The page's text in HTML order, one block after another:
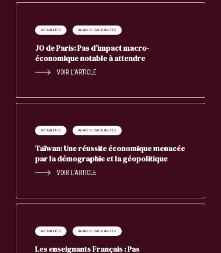
ACTUALITÉS ANALYSE D'ACTUALITÉS
JO de Paris: Pas d’impact macro-
économique notable à attendre
VOIR L’ARTICLE
ACTUALITÉS ANALYSE D'ACTUALITÉS
Taïwan: Une réussite économique menacée
par la démographie et la géopolitique
VOIR L’ARTICLE
ACTUALITÉS ANALYSE D'ACTUALITÉS
Les enseignants Français : Pas